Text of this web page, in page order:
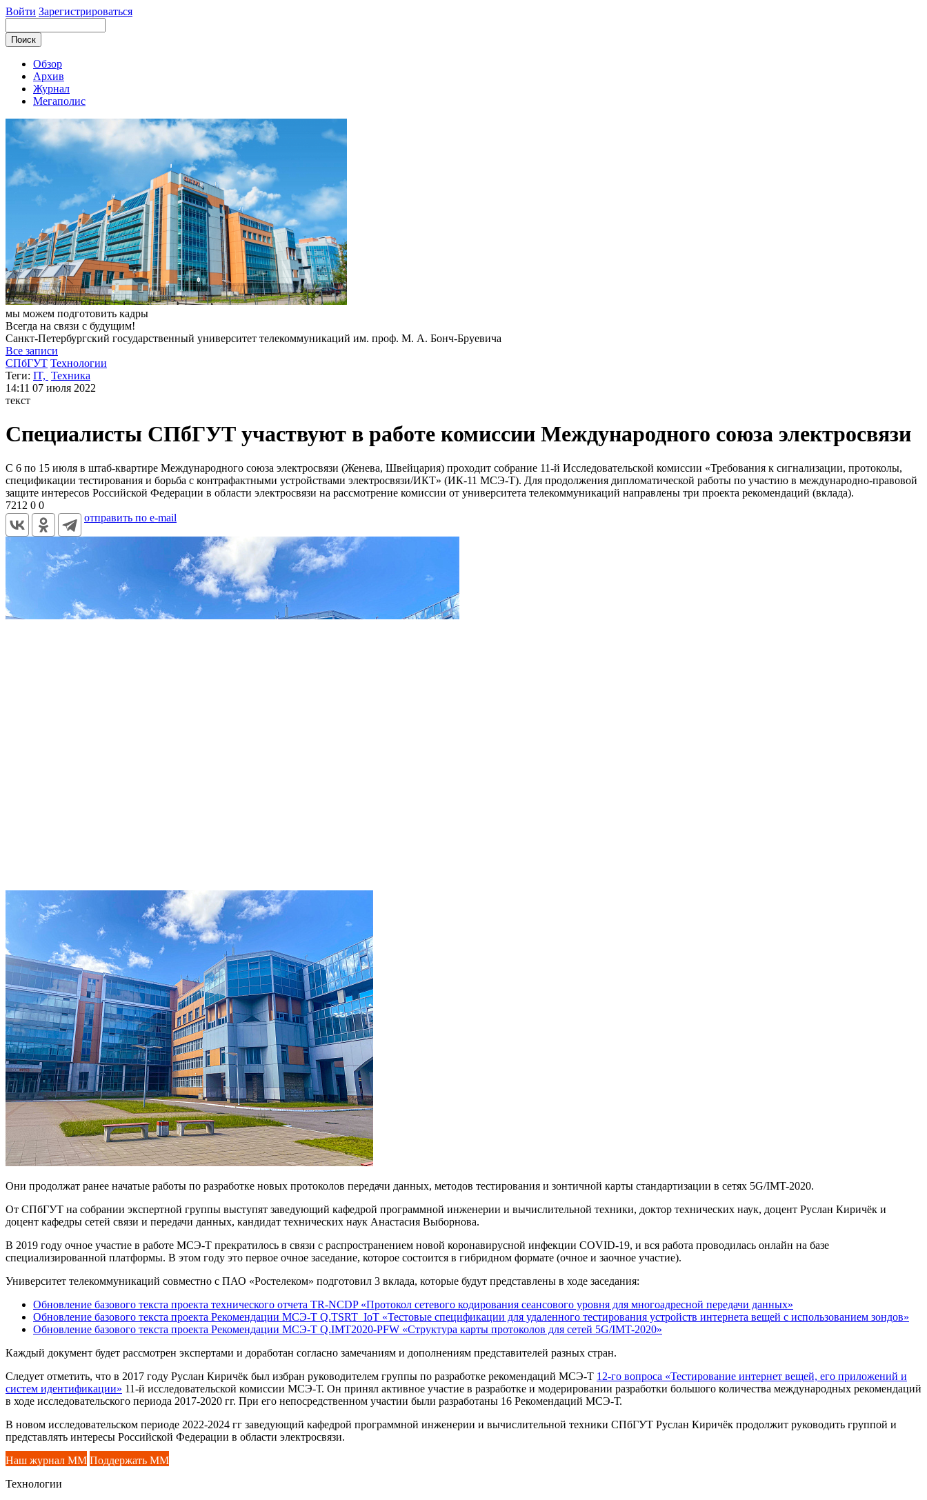
Войти Зарегистрироваться
Обзор
Архив
Журнал
Мегаполис
мы можем подготовить кадры
Всегда на связи с будущим!
Санкт-Петербургский государственный университет телекоммуникаций им. проф. М. А. Бонч-Бруевича
Все записи
СПбГУТ Технологии
Теги: IT, Техника
14:11 07 июля 2022
текст
Специалисты СПбГУТ участвуют в работе комиссии Международного союза электросвязи
С 6 по 15 июля в штаб-квартире Международного союза электросвязи (Женева, Швейцария) проходит собрание 11-й Исследовательской комиссии «Требования к сигнализации, протоколы,
спецификации тестирования и борьба с контрафактными устройствами электросвязи/ИКТ» (ИК-11 МСЭ-Т). Для продолжения дипломатической работы по участию в международно-правовой
защите интересов Российской Федерации в области электросвязи на рассмотрение комиссии от университета телекоммуникаций направлены три проекта рекомендаций (вклада).
7212 0 0
отправить по e-mail
Они продолжат ранее начатые работы по разработке новых протоколов передачи данных, методов тестирования и зонтичной карты стандартизации в сетях 5G/IMT-2020.
От СПбГУТ на собрании экспертной группы выступят заведующий кафедрой программной инженерии и вычислительной техники, доктор технических наук, доцент Руслан Киричёк и
доцент кафедры сетей связи и передачи данных, кандидат технических наук Анастасия Выборнова.
В 2019 году очное участие в работе МСЭ-Т прекратилось в связи с распространением новой коронавирусной инфекции COVID-19, и вся работа проводилась онлайн на базе
специализированной платформы. В этом году это первое очное заседание, которое состоится в гибридном формате (очное и заочное участие).
Университет телекоммуникаций совместно с ПАО «Ростелеком» подготовил 3 вклада, которые будут представлены в ходе заседания:
Обновление базового текста проекта технического отчета TR-NCDP «Протокол сетевого кодирования сеансового уровня для многоадресной передачи данных»
Обновление базового текста проекта Рекомендации МСЭ-Т Q.TSRT_IoT «Тестовые спецификации для удаленного тестирования устройств интернета вещей с использованием зондов»
Обновление базового текста проекта Рекомендации МСЭ-T Q.IMT2020-PFW «Структура карты протоколов для сетей 5G/IMT-2020»
Каждый документ будет рассмотрен экспертами и доработан согласно замечаниям и дополнениям представителей разных стран.
Следует отметить, что в 2017 году Руслан Киричёк был избран руководителем группы по разработке рекомендаций МСЭ-Т 12-го вопроса «Тестирование интернет вещей, его приложений и
систем идентификации» 11-й исследовательской комиссии МСЭ-Т. Он принял активное участие в разработке и модерировании разработки большого количества международных рекомендаций
в ходе исследовательского периода 2017-2020 гг. При его непосредственном участии были разработаны 16 Рекомендаций МСЭ-Т.
В новом исследовательском периоде 2022-2024 гг заведующий кафедрой программной инженерии и вычислительной техники СПбГУТ Руслан Киричёк продолжит руководить группой и
представлять интересы Российской Федерации в области электросвязи.
Наш журнал ММ Поддержать ММ
Технологии